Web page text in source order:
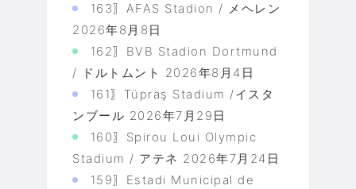
163〗AFAS Stadion / メヘレン
2026年8月8日
162〗BVB Stadion Dortmund
/ ドルトムント 2026年8月4日
161〗Tüpraş Stadium /イスタ
ンブール 2026年7月29日
160〗Spirou Loui Olympic
Stadium / アテネ 2026年7月24日
159〗Estadi Municipal de